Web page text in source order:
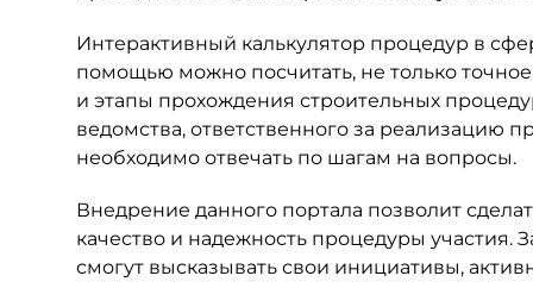
Интерактивный калькулятор процедур в
помощью можно посчитать, не только
и этапы прохождения строительных
ведомства, ответственного за реализацию
необходимо отвечать по шагам на вопросы.
Внедрение данного портала позволит
качество и надежность процедуры
смогут высказывать свои инициативы,